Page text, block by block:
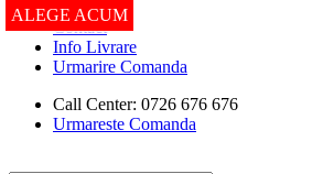
Contact
Info Livrare
Urmarire Comanda
Call Center: 0726 676 676
Urmareste Comanda
ALEGE ACUM